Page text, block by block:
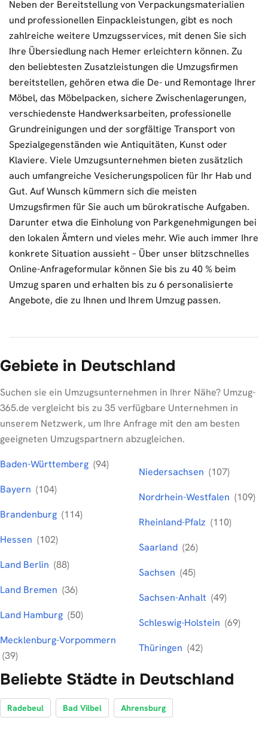
Neben der Bereitstellung von Verpackungsmaterialien
und professionellen Einpackleistungen, gibt es noch
zahlreiche weitere Umzugsservices, mit denen Sie sich
Ihre Übersiedlung nach Hemer erleichtern können. Zu
den beliebtesten Zusatzleistungen die Umzugsfirmen
bereitstellen, gehören etwa die De- und Remontage Ihrer
Möbel, das Möbelpacken, sichere Zwischenlagerungen,
verschiedenste Handwerksarbeiten, professionelle
Grundreinigungen und der sorgfältige Transport von
Spezialgegenständen wie Antiquitäten, Kunst oder
Klaviere. Viele Umzugsunternehmen bieten zusätzlich
auch umfangreiche Vesicherungspolicen für Ihr Hab und
Gut. Auf Wunsch kümmern sich die meisten
Umzugsfirmen für Sie auch um bürokratische Aufgaben.
Darunter etwa die Einholung von Parkgenehmigungen bei
den lokalen Ämtern und vieles mehr. Wie auch immer Ihre
konkrete Situation aussieht – Über unser blitzschnelles
Online-Anfrageformular können Sie bis zu 40 % beim
Umzug sparen und erhalten bis zu 6 personalisierte
Angebote, die zu Ihnen und Ihrem Umzug passen.
Gebiete in Deutschland
Suchen sie ein Umzugsunternehmen in Ihrer Nähe? Umzug-
365.de vergleicht bis zu 35 verfügbare Unternehmen in
unserem Netzwerk, um Ihre Anfrage mit den am besten
geeigneten Umzugspartnern abzugleichen.
Baden-Württemberg (94)
Bayern (104)
Brandenburg (114)
Hessen (102)
Land Berlin (88)
Land Bremen (36)
Land Hamburg (50)
Mecklenburg-Vorpommern
(39)
Niedersachsen (107)
Nordrhein-Westfalen (109)
Rheinland-Pfalz (110)
Saarland (26)
Sachsen (45)
Sachsen-Anhalt (49)
Schleswig-Holstein (69)
Thüringen (42)
Beliebte Städte in Deutschland
Radebeul Bad Vilbel Ahrensburg